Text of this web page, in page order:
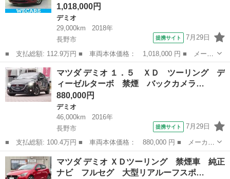
1,018,000円
デミオ
29,000km
2018年
長野市
提携サイト 7月29日
■ 支払総額: 112.9万円 ■ 車両本体価格： 1,018,000 円 ■ メーカ
ー名： マツダ ■ 車種名： デミオ ■ グレード名： １５Ｓノー
ブルクリムゾン ★★★新品タイヤ／保証書／純正 ＳＤナビ／衝突
安全装置...
長野 長野市 デミオ
マツダ デミオ １．５ ＸＤ ツーリング デ
ィーゼルターボ 禁煙 バックカメラ…
880,000円
デミオ
46,000km
2016年
長野市
提携サイト 7月29日
■ 支払総額: 100.4万円 ■ 車両本体価格： 880,000 円 ■ メーカー
名： マツダ ■ 車種名： デミオ ■ グレード名： １．５ Ｘ
Ｄ ツーリング ディーゼルターボ 禁煙 バックカメラ ワンオー
ナー ■ 排...
長野 長野市 デミオ
マツダ デミオ ＸＤツーリング 禁煙車 純正
ナビ フルセグ 大型リアルーフスポ…